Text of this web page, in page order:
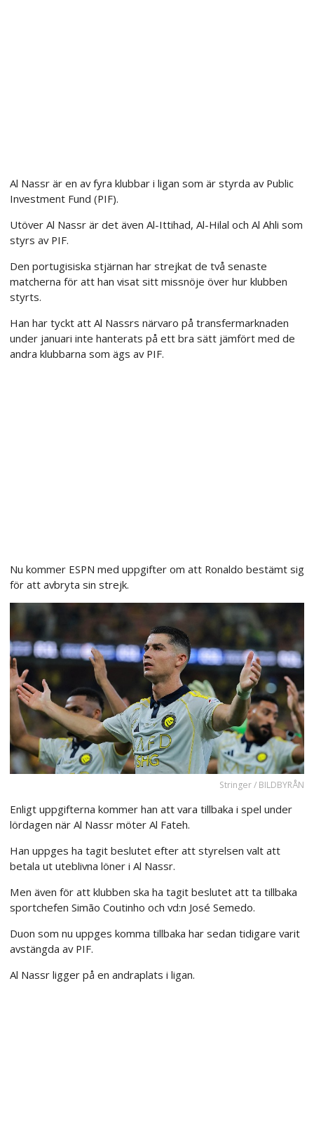
Al Nassr är en av fyra klubbar i ligan som är styrda av Public
Investment Fund (PIF).
Utöver Al Nassr är det även Al-Ittihad, Al-Hilal och Al Ahli som
styrs av PIF.
Den portugisiska stjärnan har strejkat de två senaste
matcherna för att han visat sitt missnöje över hur klubben
styrts.
Han har tyckt att Al Nassrs närvaro på transfermarknaden
under januari inte hanterats på ett bra sätt jämfört med de
andra klubbarna som ägs av PIF.
Nu kommer ESPN med uppgifter om att Ronaldo bestämt sig
för att avbryta sin strejk.
Stringer / BILDBYRÅN
Enligt uppgifterna kommer han att vara tillbaka i spel under
lördagen när Al Nassr möter Al Fateh.
Han uppges ha tagit beslutet efter att styrelsen valt att
betala ut uteblivna löner i Al Nassr.
Men även för att klubben ska ha tagit beslutet att ta tillbaka
sportchefen Simão Coutinho och vd:n José Semedo.
Duon som nu uppges komma tillbaka har sedan tidigare varit
avstängda av PIF.
Al Nassr ligger på en andraplats i ligan.